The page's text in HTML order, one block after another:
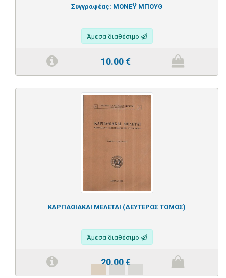
Συγγραφέας: ΜΟΝΕΫ ΜΠΟΥΘ
Άμεσα διαθέσιμο
10.00€
ΚΑΡΠΑΘΙΑΚΑΙ ΜΕΛΕΤΑΙ (ΔΕΥΤΕΡΟΣ ΤΟΜΟΣ)
Άμεσα διαθέσιμο
20.00€